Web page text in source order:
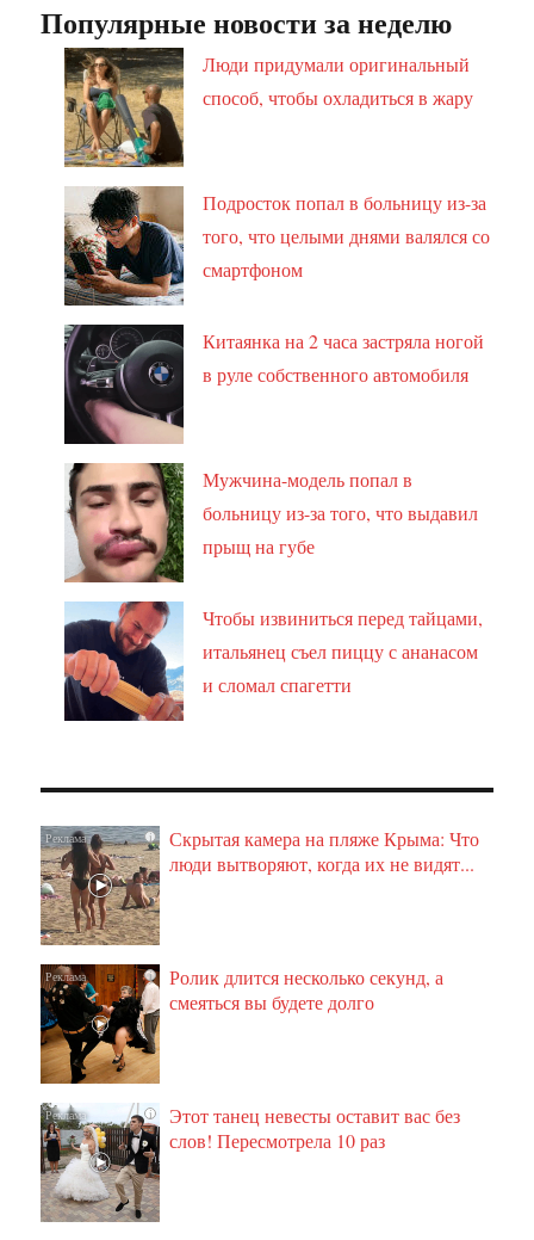
Популярные новости за неделю
Люди придумали оригинальный
способ, чтобы охладиться в жару
Подросток попал в больницу из-за
того, что целыми днями валялся со
смартфоном
Китаянка на 2 часа застряла ногой
в руле собственного автомобиля
Мужчина-модель попал в
больницу из-за того, что выдавил
прыщ на губе
Чтобы извиниться перед тайцами,
итальянец съел пиццу с ананасом
и сломал спагетти
i
Скрытая камера на пляже Крыма: Что
люди вытворяют, когда их не видят...
i
Ролик длится несколько секунд, а
смеяться вы будете долго
i
Этот танец невесты оставит вас без
слов! Пересмотрела 10 раз